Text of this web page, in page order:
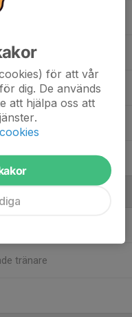
tränare
för att vår
dig. De används
att hjälpa oss att